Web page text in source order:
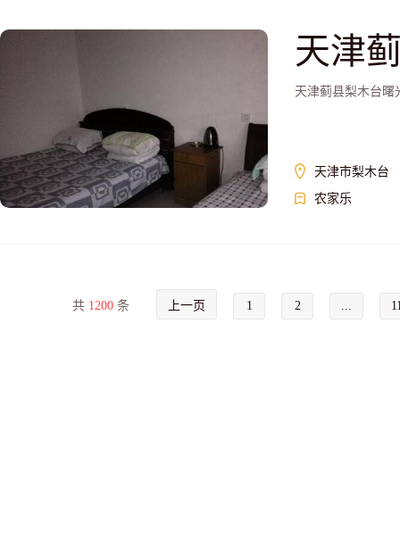
天津
天津蓟县梨木台曙
天津市梨木台
农家乐
共 1200 条 上一页 1 2 ...